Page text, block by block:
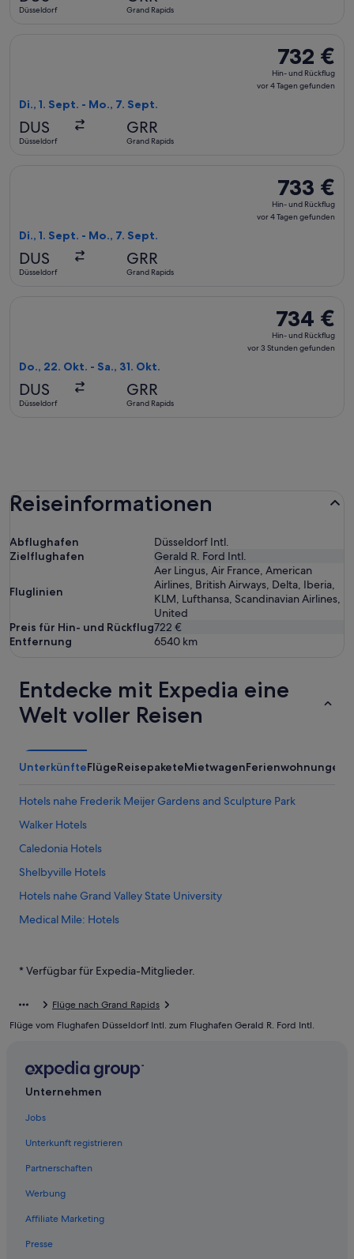
Düsseldorf Grand Rapids
732 €
Hin-
und
732 €
Hin- und Rückflug
vor 4 Tagen gefunden
Di., 1. Sept. - Mo., 7. Sept.
DUS
Düsseldorf
GRR
Grand Rapids
733 €
Hin-
und
733 €
Hin- und Rückflug
vor 4 Tagen gefunden
Di., 1. Sept. - Mo., 7. Sept.
DUS
Düsseldorf
GRR
Grand Rapids
734 €
Hin-
und
734 €
Hin- und Rückflug
vor 3 Stunden gefunden
Do., 22. Okt. - Sa., 31. Okt.
DUS
Düsseldorf
GRR
Grand Rapids
Reiseinformationen
Abflughafen
Düsseldorf Intl.
Zielflughafen
Gerald R. Ford Intl.
Fluglinien
Aer Lingus, Air France, American
Airlines, British Airways, Delta, Iberia,
KLM, Lufthansa, Scandinavian Airlines,
United
Preis für Hin- und Rückflug722 €
Entfernung
6540 km
Entdecke mit Expedia eine
Welt voller Reisen
UnterkünfteFlügeReisepaketeMietwagenFerienwohnungen
Hotels nahe Frederik Meijer Gardens and Sculpture Park
Walker Hotels
Caledonia Hotels
Shelbyville Hotels
Hotels nahe Grand Valley State University
Medical Mile: Hotels
Cutlerville: Hotels
Easttown: Hotels
East Grand Rapids: Hotels
Alto Hotels
Hotels nahe Tanger Factory Outlet Center
Heartside: Hotels
Ada Hotels
* Verfügbar für Expedia-Mitglieder.
Flüge nach Grand Rapids
Flüge vom Flughafen Düsseldorf Intl. zum Flughafen Gerald R. Ford Intl.
Unternehmen
Jobs
Unterkunft registrieren
Partnerschaften
Werbung
Affiliate Marketing
Presse